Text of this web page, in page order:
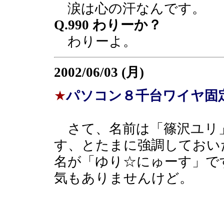
涙は心の汗なんです。
Q.990 わりーか？
わりーよ。
2002/06/03 (月)
★パソコン８千台ワイヤ固
さて、名前は「篠沢ユリ
す、とたまに強調してお
名が「ゆり☆にゅーす」で
気もありませんけど。